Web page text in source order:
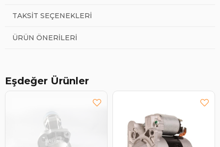
TAKSIT SEÇENEKLERI
ÜRÜN ÖNERILERI
Eşdeğer Ürünler